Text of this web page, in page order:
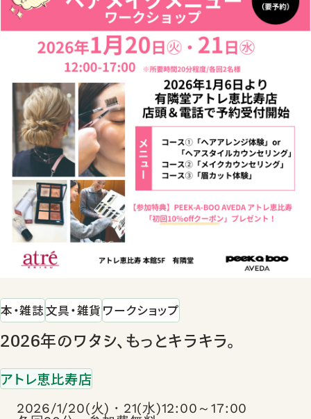
本・雑誌文具・雑貨 ワークショップ
2026年のワタシ、もっとキラキラ。
アトレ恵比寿店
2026/1/20(火)・21(水)12:00～17:00